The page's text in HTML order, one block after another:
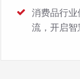
消费品行
流，开启